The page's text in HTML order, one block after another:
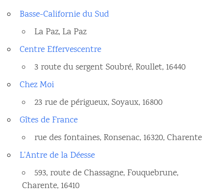
Basse-Californie du Sud
La Paz, La Paz
Centre Effervescentre
3 route du sergent Soubré, Roullet, 16440
Chez Moi
23 rue de périgueux, Soyaux, 16800
Gîtes de France
rue des fontaines, Ronsenac, 16320, Charente
L'Antre de la Déesse
593, route de Chassagne, Fouquebrune,
Charente, 16410